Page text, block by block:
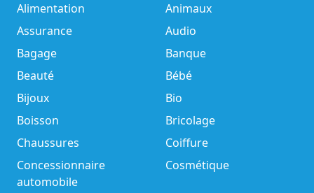
Alimentation
Animaux
Assurance
Audio
Bagage
Banque
Beauté
Bébé
Bijoux
Bio
Boisson
Bricolage
Chaussures
Coiffure
Concessionnaire
automobile
Cosmétique